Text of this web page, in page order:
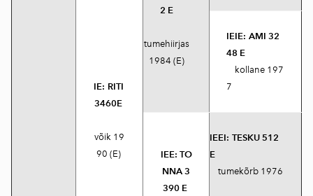
IE: RITI
3460E
võik 19
90 (E)
2 E
tumehiirjas
1984 (E)
IEIE: AMI 32
48 E
kollane 197
7
IEE: TO
NNA 3
390 E
IEEI: TESKU 512
E
tumekõrb 1976